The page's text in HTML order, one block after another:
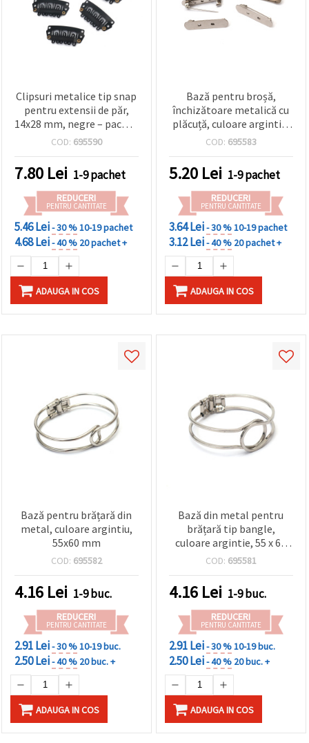
Clipsuri metalice tip snap
pentru extensii de păr,
14x28 mm, negre – pachet
de 10 bucăți
COD: 695590
7.80 Lei 1-9 pachet
REDUCERI
PENTRU CANTITATE
5.46 Lei- 30 %10-19 pachet
4.68 Lei- 40 % 20 pachet +
ADAUGA IN COS
Bază pentru broșă,
închizătoare metalică cu
plăcuță, culoare argintie,
8x38x8 mm – set 5 bucăți
COD: 695583
5.20 Lei 1-9 pachet
REDUCERI
PENTRU CANTITATE
3.64 Lei- 30 %10-19 pachet
3.12 Lei- 40 % 20 pachet +
ADAUGA IN COS
Bază pentru brățară din
metal, culoare argintiu,
55x60 mm
COD: 695582
4.16 Lei 1-9 buc.
REDUCERI
PENTRU CANTITATE
2.91 Lei- 30 %10-19 buc.
2.50 Lei- 40 % 20 buc. +
ADAUGA IN COS
Bază din metal pentru
brățară tip bangle,
culoare argintie, 55 x 60
mm
COD: 695581
4.16 Lei 1-9 buc.
REDUCERI
PENTRU CANTITATE
2.91 Lei- 30 %10-19 buc.
2.50 Lei- 40 % 20 buc. +
ADAUGA IN COS